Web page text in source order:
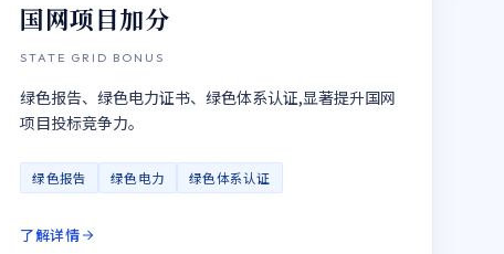
国网项目加分
STATE GRID BONUS
绿色报告、绿色电力证书、绿色体系认证,显著提升国网
项目投标竞争力。
绿色报告 绿色电力 绿色体系认证
了解详情